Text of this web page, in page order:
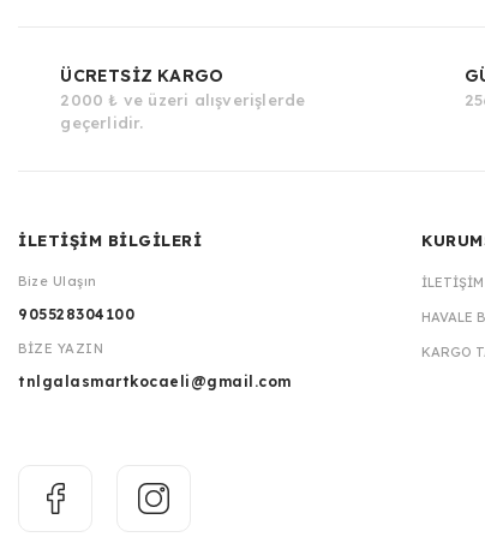
ÜCRETSİZ KARGO
2000 ₺ ve üzeri alışverişlerde
geçerlidir.
İLETİŞİM BİLGİLERİ
Bize Ulaşın
905528304100
BİZE YAZIN
tnlgalasmartkocaeli@gmail.com
İLETIŞIM
HAVALE
KARGO